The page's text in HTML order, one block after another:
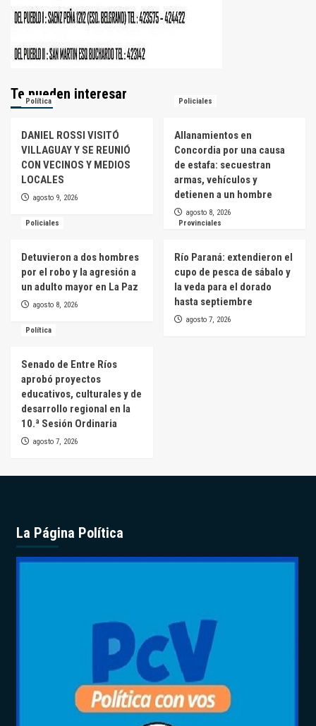
Te pueden interesar
Política
DANIEL ROSSI VISITÓ
VILLAGUAY Y SE REUNIÓ
CON VECINOS Y MEDIOS
LOCALES
agosto 9, 2026
Policiales
Allanamientos en
Concordia por una causa
de estafa: secuestran
armas, vehículos y
detienen a un hombre
agosto 8, 2026
Policiales
Detuvieron a dos hombres
por el robo y la agresión a
un adulto mayor en La Paz
agosto 8, 2026
Provinciales
Río Paraná: extendieron el
cupo de pesca de sábalo y
la veda para el dorado
hasta septiembre
agosto 7, 2026
Política
Senado de Entre Ríos
aprobó proyectos
educativos, culturales y de
desarrollo regional en la
10.ª Sesión Ordinaria
agosto 7, 2026
La Página Política